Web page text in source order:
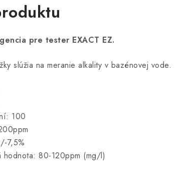
pre tester EXACT EZ.
slúžia na meranie alkality v bazénovej vode.
100
7,5%
80-120ppm (mg/l)